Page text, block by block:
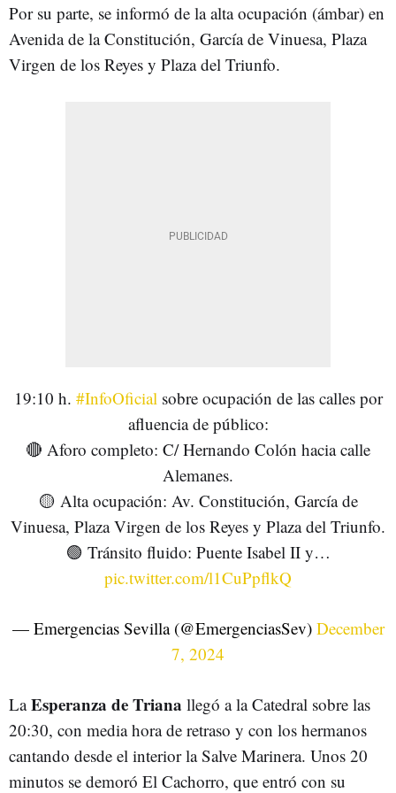
Por su parte, se informó de la alta ocupación (ámbar) en
Avenida de la Constitución, García de Vinuesa, Plaza
Virgen de los Reyes y Plaza del Triunfo.
19:10 h. #InfoOficial sobre ocupación de las calles por
afluencia de público:
🔴 Aforo completo: C/ Hernando Colón hacia calle
Alemanes.
🟡 Alta ocupación: Av. Constitución, García de
Vinuesa, Plaza Virgen de los Reyes y Plaza del Triunfo.
🟢 Tránsito fluido: Puente Isabel II y…
pic.twitter.com/l1CuPpflkQ
— Emergencias Sevilla (@EmergenciasSev) December
7, 2024
LaEsperanza de Triana llegó a la Catedral sobre las
20:30, con media hora de retraso y con los hermanos
cantando desde el interior la Salve Marinera. Unos 20
minutos se demoró El Cachorro, que entró con su